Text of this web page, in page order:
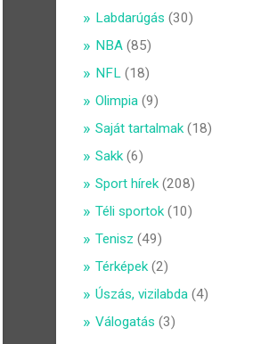
Labdarúgás (30)
NBA (85)
NFL (18)
Olimpia (9)
Saját tartalmak(18)
Sakk(6)
Sport hírek(208)
Téli sportok(10)
Tenisz (49)
Térképek(2)
Úszás, vizilabda (4)
Válogatás (3)